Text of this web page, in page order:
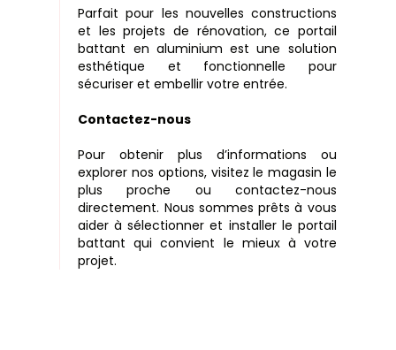
Parfait pour les nouvelles constructions
et les projets de rénovation, ce portail
battant en aluminium est une solution
esthétique et fonctionnelle pour
sécuriser et embellir votre entrée.
Contactez-nous
Pour obtenir plus d’informations ou
explorer nos options, visitez le magasin le
plus proche ou contactez-nous
directement. Nous sommes prêts à vous
aider à sélectionner et installer le portail
battant qui convient le mieux à votre
projet.